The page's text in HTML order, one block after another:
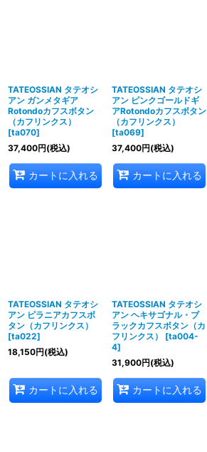
TATEOSSIAN タテオシ
アン ガンメタギア
Rotondoカフスボタン
（カフリンクス）
[ta070]
37,400円(税込)
カートに入れる
TATEOSSIAN タテオシ
アン ピンクゴールドギ
アRotondoカフスボタン
（カフリンクス）
[ta069]
37,400円(税込)
カートに入れる
TATEOSSIAN タテオシ
アン ピラニアカフスボ
タン（カフリンクス）
[ta022]
18,150円(税込)
カートに入れる
TATEOSSIAN タテオシ
アン ヘキサゴナル・ブ
ラックカフスボタン（カ
フリンクス）
[ta004-
4]
31,900円(税込)
カートに入れる